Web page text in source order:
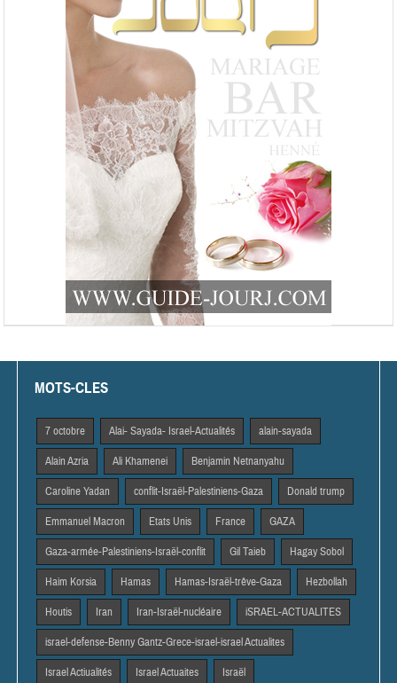
MOTS-CLES
7 octobre Alai- Sayada- Israel-Actualités alain-sayada
Alain Azria Ali Khamenei Benjamin Netnanyahu
Caroline Yadan conflit-Israël-Palestiniens-Gaza Donald trump
Emmanuel Macron Etats Unis France GAZA
Gaza-armée-Palestiniens-Israël-conflit Gil Taieb Hagay Sobol
Haim Korsia Hamas Hamas-Israël-trêve-Gaza Hezbollah
Houtis Iran Iran-Israël-nucléaire iSRAEL-ACTUALITES
israel-defense-Benny Gantz-Grece-israel-israel Actualites
Israel Actiualités Israel Actuaites Israël